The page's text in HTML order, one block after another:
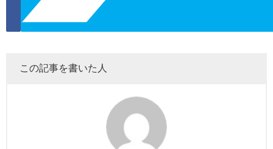
この記事を書いた人